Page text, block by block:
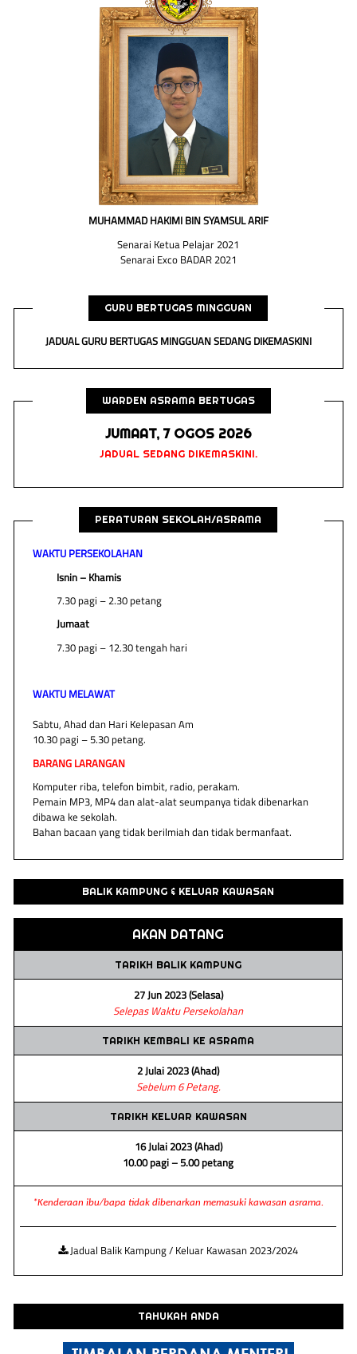
MUHAMMAD HAKIMI BIN SYAMSUL ARIF
Senarai Ketua Pelajar 2021
Senarai Exco BADAR 2021
GURU BERTUGAS MINGGUAN
JADUAL GURU BERTUGAS MINGGUAN SEDANG DIKEMASKINI
WARDEN ASRAMA BERTUGAS
JUMAAT, 7 OGOS 2026
JADUAL SEDANG DIKEMASKINI.
PERATURAN SEKOLAH/ASRAMA
WAKTU PERSEKOLAHAN
Isnin – Khamis
7.30 pagi – 2.30 petang
Jumaat
7.30 pagi – 12.30 tengah hari
WAKTU MELAWAT
Sabtu, Ahad dan Hari Kelepasan Am
10.30 pagi – 5.30 petang.
BARANG LARANGAN
Komputer riba, telefon bimbit, radio, perakam.
Pemain MP3, MP4 dan alat-alat seumpanya tidak dibenarkan
dibawa ke sekolah.
Bahan bacaan yang tidak berilmiah dan tidak bermanfaat.
BALIK KAMPUNG & KELUAR KAWASAN
AKAN DATANG
TARIKH BALIK KAMPUNG
27 Jun 2023 (Selasa)
Selepas Waktu Persekolahan
TARIKH KEMBALI KE ASRAMA
2 Julai 2023 (Ahad)
Sebelum 6 Petang.
TARIKH KELUAR KAWASAN
16 Julai 2023 (Ahad)
10.00 pagi – 5.00 petang
*Kenderaan ibu/bapa tidak dibenarkan memasuki kawasan asrama.
Jadual Balik Kampung / Keluar Kawasan 2023/2024
TAHUKAH ANDA